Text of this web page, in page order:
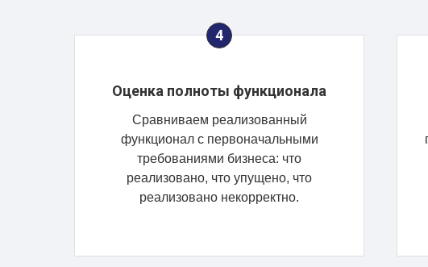
Оценка полноты функционала
Сравниваем реализованный
функционал с первоначальными
требованиями бизнеса: что
реализовано, что упущено, что
реализовано некорректно.